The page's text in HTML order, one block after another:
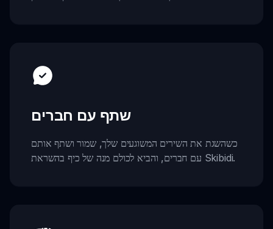
שתף עם חברים
כשהשגת את השירים המשוגעים שלך, שמור ושתף אותם
עם חברים, והביא לכולם מנה של כיף בהשראת Skibidi.